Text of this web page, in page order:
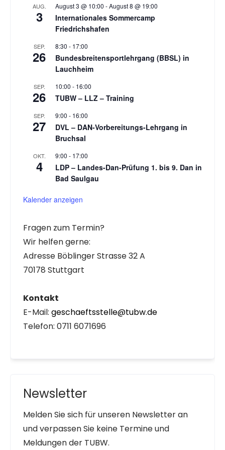
AUG.
3
August 3 @ 10:00 -August 8 @ 19:00
Internationales Sommercamp
Friedrichshafen
SEP.
26
8:30 - 17:00
Bundesbreitensportlehrgang (BBSL) in
Lauchheim
SEP.
26
10:00 - 16:00
TUBW – LLZ – Training
SEP.
27
9:00 - 16:00
DVL – DAN-Vorbereitungs-Lehrgang in
Bruchsal
OKT.
4
9:00 - 17:00
LDP – Landes-Dan-Prüfung 1. bis 9. Dan in
Bad Saulgau
Kalender anzeigen
Fragen zum Termin?
Wir helfen gerne:
Adresse Böblinger Strasse 32 A
70178 Stuttgart
Kontakt
E-Mail: geschaeftsstelle@tubw.de
Telefon: 0711 6071696
Newsletter
Melden Sie sich für unseren Newsletter an
und verpassen Sie keine Termine und
Meldungen der TUBW.